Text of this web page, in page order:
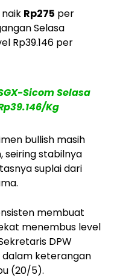
Rp275 per
Selasa
Rp39.146 per
Sicom Selasa
Kg
bullish masih
seiring stabilnya
suplai dari
membuat
menembus level
DPW
dalam keterangan
(20/5).